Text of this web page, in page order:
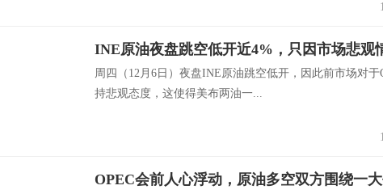
周四（12月6日）夜盘INE原油跳空低开，因此前市场对于
持悲观态度，这使得美布两油一...